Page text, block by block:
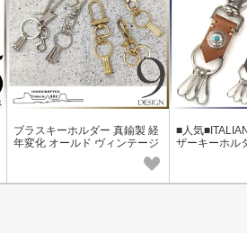
ブラスキーホルダー 真鍮製 経
年変化 オールド ヴィンテージ
■人気
ザーキーホル